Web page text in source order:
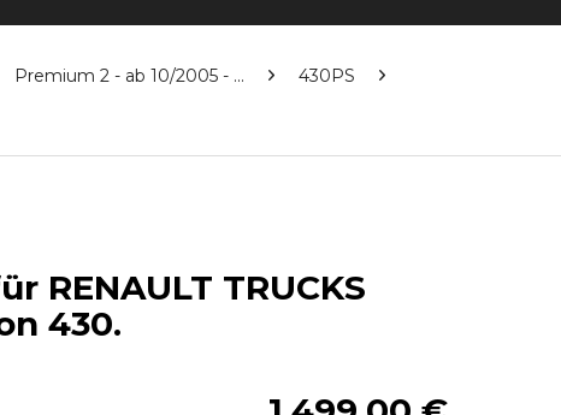
Premium 2 - ab 10/2005 - ... 430PS
TRUCKS
430.